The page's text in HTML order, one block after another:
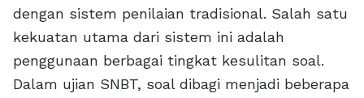
dengan sistem penilaian tradisional. Salah satu
kekuatan utama dari sistem ini adalah
penggunaan berbagai tingkat kesulitan soal.
Dalam ujian SNBT, soal dibagi menjadi beberapa